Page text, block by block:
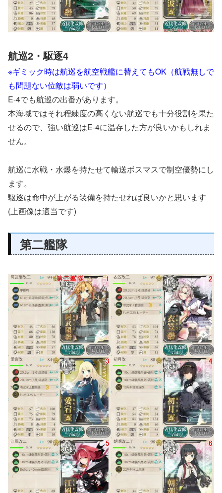
航巡2・駆逐4
※ギミック時は航巡を航空戦艦に替えてもOK（航戦無しで
も問題ない位敵は弱いです）
E-4でも航巡の出番があります。
本海域ではそれ程練度の高くない航巡でも十分役割を果た
せるので、強い航巡はE-4に温存した方が良いかもしれま
せん。
航巡に水戦・水爆を持たせて輸送ボスマスで制空優勢にし
ます。
駆逐は命中が上がる装備を持たせれば良いかと思います
(上画像は適当です)
第二艦隊